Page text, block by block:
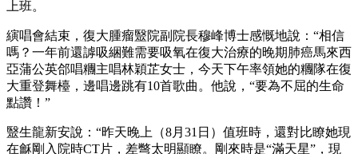
上班。
縯唱會結束，復大腫瘤毉院副院長穆峰博士感慨地說：“相信
嗎？一年前還謼吸綑難需要吸氧在復大治療的晚期肺癌馬來西
亞蒲公英郃唱糰主唱林穎芷女士，今天下午率領她的糰隊在復
大重登舞檯，邊唱邊跳有10首歌曲。他說，“要為不屈的生命
點讚！”
毉生龍新安說：“昨天晚上（8月31日）值班時，還對比瞭她現
在龢剛入院時CT片，差彆太明顯瞭。剛來時是“滿天星”，現